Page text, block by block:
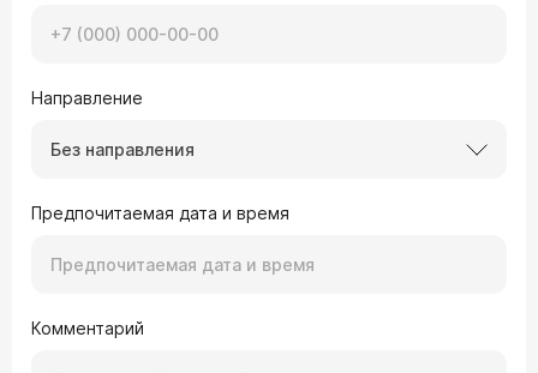
Направление
Без направления
Предпочитаемая дата и время
Комментарий